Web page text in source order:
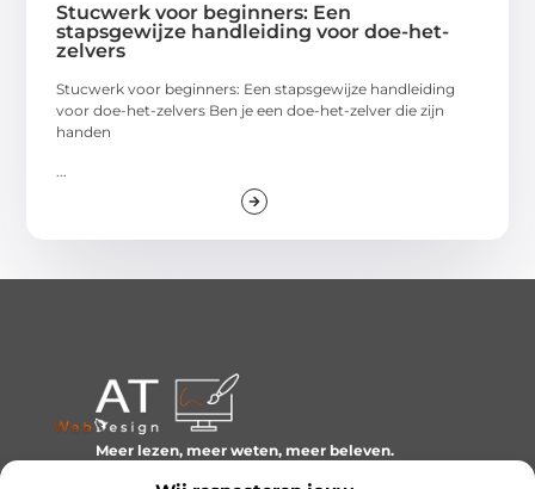
Stucwerk voor beginners: Een
stapsgewijze handleiding voor doe-het-
zelvers
Stucwerk voor beginners: Een stapsgewijze handleiding
voor doe-het-zelvers Ben je een doe-het-zelver die zijn
handen
Meer lezen, meer weten, meer beleven.